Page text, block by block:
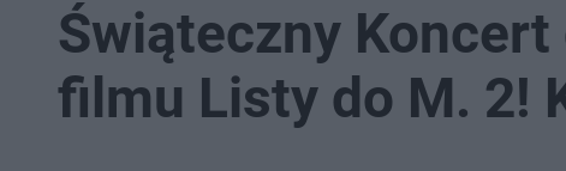
Świąteczny
filmu Listy do M. 2!